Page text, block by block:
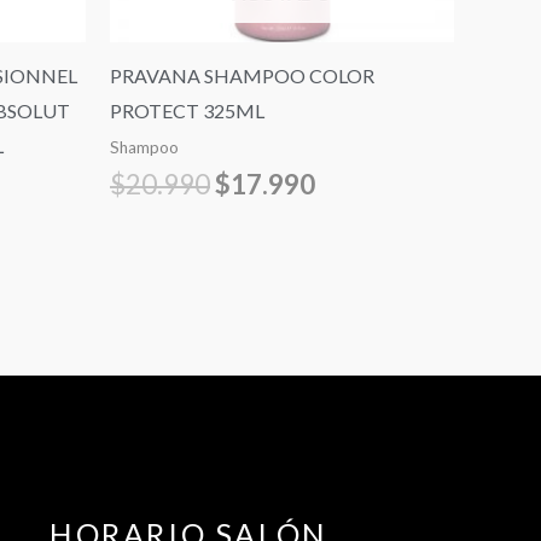
PRAVANA SHAMPOO COLOR
PROTECT 325ML
Shampoo
$20.990$17.990
HORARIO SALÓN